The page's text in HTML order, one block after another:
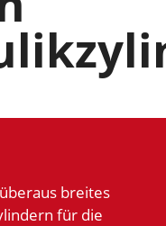
breites
für die